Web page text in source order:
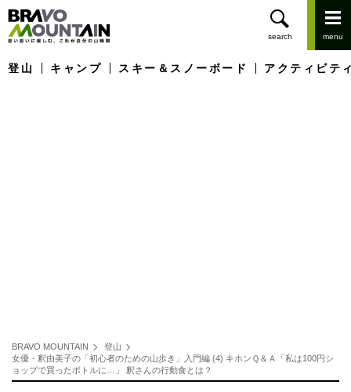
登山 キャンプ スキー＆スノーボード アクティビテ
BRAVO MOUNTAIN
登山
女優・釈由美子の「初心者のための山歩き」入門編 (4) キホンＱ＆Ａ「私は100円シ
ョップで買ったボトルに…」 釈さんの行動食とは？